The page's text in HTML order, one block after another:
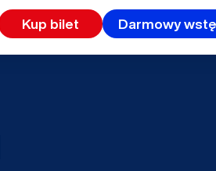
Kup bilet Darmowy